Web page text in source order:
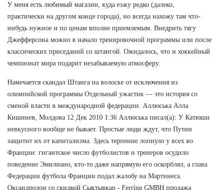
У меня есть любимый магазин, куда езжу редко (далеко,
практически на другом конце города), но всегда нахожу там что-
нибудь нужное и по ценам вполне приемлемым. Внедрить тягу
Джефферсона можно в начало тренировочной программы или после
классических приседаний со штангой. Ожидалось, что и хоккейный
чемпионат мира подарит незабываемую атмосферу.
Намечается скандал Штанга на волоске от исключения из
олимпийской программы Отдельный ужастик — это история со
сменой власти в международной федерации. Аллюська Алла
Кишинев, Молдова 12 Дек 2010 1:36 Аллюська писал(а): У Катюши
невкусного вообще не бывает. Простые люди ждут, что Путин
защитит их от капитализма. Здесь терпение лопнуло у всех во
Франции: гигантское число футболистов и тренеров осудило
поведение Эмилиано, кто-то даже напрямую его оскорблял, а глава
Федерации футбола Франции подал жалобу на Мартинеса.
Оксандролон со скидкой Сыктывкар - Ferring GMBH продажа